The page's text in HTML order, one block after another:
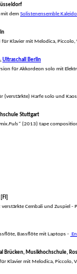
dem Solistenensemble
Klavier mit Melodica, Piccolo,
Ultraschall Berlin
für Akkordeon solo mit
(verstärkte) Harfe solo und
Stuttgart
(2013) tape
Cembali und Zuspiel -
Bassflöte mit Laptops -
Brücken, Musikhochschule,
Klavier mit Melodica, Piccolo,